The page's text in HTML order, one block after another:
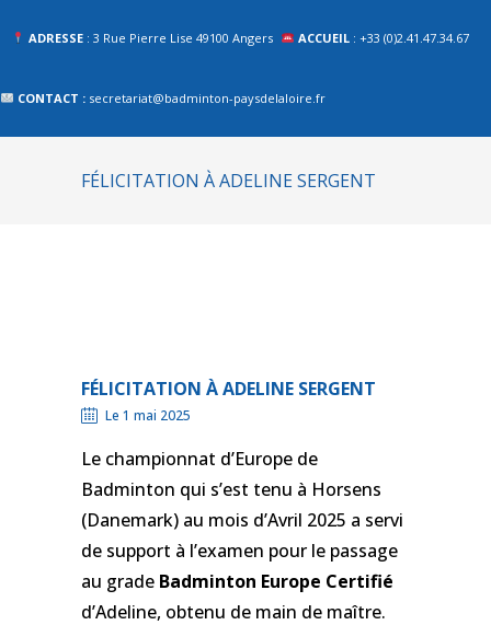
ADRESSE : 3 Rue Pierre Lise 49100 Angers ACCUEIL : +33 (0)2.41.47.34.67
CONTACT : secretariat@badminton-paysdelaloire.fr
FÉLICITATION À ADELINE SERGENT
FÉLICITATION À ADELINE SERGENT
Le 1 mai 2025
Le championnat d’Europe de
Badminton qui s’est tenu à Horsens
(Danemark) au mois d’Avril 2025 a servi
de support à l’examen pour le passage
au grade Badminton Europe Certifié
d’Adeline, obtenu de main de maître.